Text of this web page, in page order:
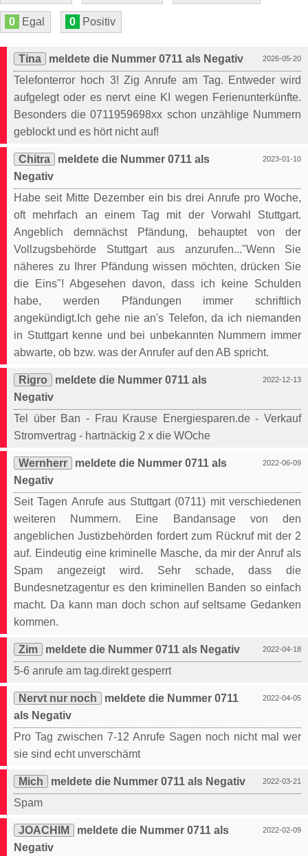
0 Egal 0 Positiv
2026-05-20
Tina
meldete die Nummer 0711 als Negativ
Telefonterror hoch 3! Zig Anrufe am Tag. Entweder wird
aufgelegt oder es nervt eine KI wegen Ferienunterkünfte.
Besonders die 0711959698xx schon unzählige Nummern
geblockt und es hört nicht auf!
2023-01-10
Chitra
meldete die Nummer 0711 als
Negativ
Habe seit Mitte Dezember ein bis drei Anrufe pro Woche,
oft mehrfach an einem Tag mit der Vorwahl Stuttgart.
Angeblich demnächst Pfändung, behauptet von der
Vollzugsbehörde Stuttgart aus anzurufen..."Wenn Sie
näheres zu Ihrer Pfändung wissen möchten, drücken Sie
die Eins"! Abgesehen davon, dass ich keine Schulden
habe, werden Pfändungen immer schriftlich
angekündigt.Ich gehe nie an's Telefon, da ich niemanden
in Stuttgart kenne und bei unbekannten Nummern immer
abwarte, ob bzw. was der Anrufer auf den AB spricht.
2022-12-13
Rigro
meldete die Nummer 0711 als
Negativ
Tel über Ban - Frau Krause Energiesparen.de - Verkauf
Stromvertrag - hartnäckig 2 x die WOche
2022-06-09
Wernherr
meldete die Nummer 0711 als
Negativ
Seit Tagen Anrufe aus Stuttgart (0711) mit verschiedenen
weiteren Nummern. Eine Bandansage von den
angeblichen Justizbehörden fordert zum Rückruf mit der 2
auf. Eindeutig eine kriminelle Masche, da mir der Anruf als
Spam angezeigt wird. Sehr schade, dass die
Bundesnetzagentur es den kriminellen Banden so einfach
macht. Da kann man doch schon auf seltsame Gedanken
kommen.
2022-04-18
Zim
meldete die Nummer 0711 als Negativ
5-6 anrufe am tag.direkt gesperrt
2022-04-05
Nervt nur noch
meldete die Nummer 0711
als Negativ
Pro Tag zwischen 7-12 Anrufe Sagen noch nicht mal wer
sie sind echt unverschämt
2022-03-21
Mich
meldete die Nummer 0711 als Negativ
Spam
2022-02-09
JOACHIM
meldete die Nummer 0711 als
Negativ